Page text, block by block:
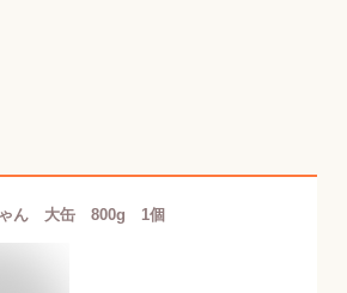
ゃん 大缶 800g 1個